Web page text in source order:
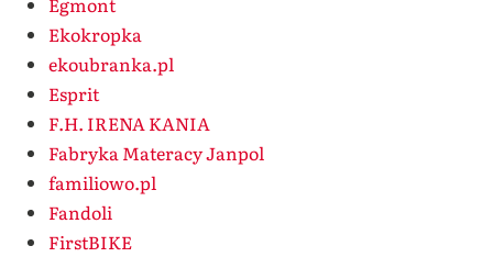
Ekokropka
ekoubranka.pl
Esprit
F.H. IRENA KANIA
Fabryka Materacy Janpol
familiowo.pl
Fandoli
FirstBIKE